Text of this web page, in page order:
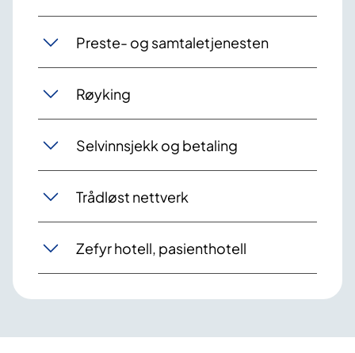
Preste- og samtaletjenesten
Røyking
Selvinnsjekk og betaling
Trådløst nettverk
Zefyr hotell, pasienthotell